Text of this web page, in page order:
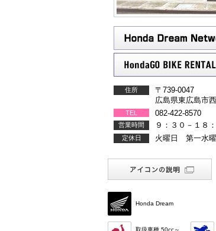
住所
〒739-0047
広島県東広島市
TEL 082-422-8570
営業時間 ９：３０－１８
定休日 火曜日 第一水
Honda Dream
取扱車種 50cc～